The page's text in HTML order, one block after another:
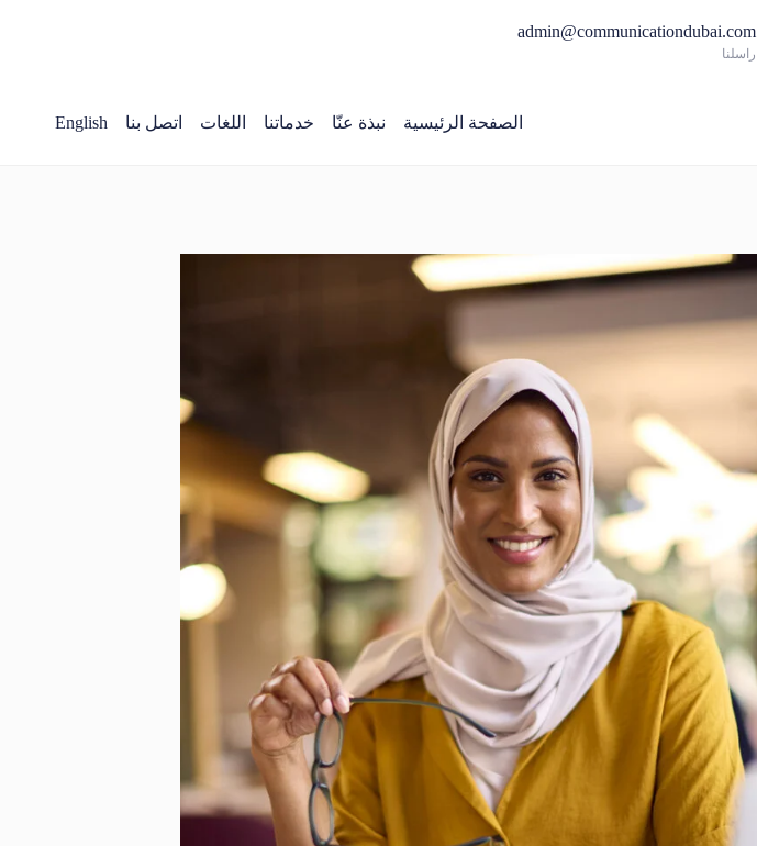
admin@communicationdubai.com
راسلنا
الصفحة الرئيسية نبذة عنّا خدماتنا اللغات اتصل بنا English